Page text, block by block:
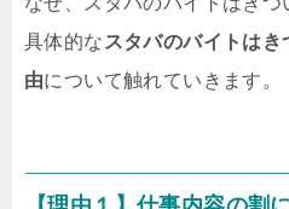
具体的な スタバのバイトは
由について触れていきます。